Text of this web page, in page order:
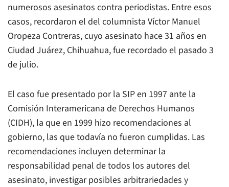
numerosos asesinatos contra periodistas. Entre esos
casos, recordaron el del columnista Víctor Manuel
Oropeza Contreras, cuyo asesinato hace 31 años en
Ciudad Juárez, Chihuahua, fue recordado el pasado 3
de julio.
El caso fue presentado por la SIP en 1997 ante la
Comisión Interamericana de Derechos Humanos
(CIDH), la que en 1999 hizo recomendaciones al
gobierno, las que todavía no fueron cumplidas. Las
recomendaciones incluyen determinar la
responsabilidad penal de todos los autores del
asesinato, investigar posibles arbitrariedades y